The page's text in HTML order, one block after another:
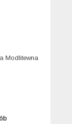
Modlitewna